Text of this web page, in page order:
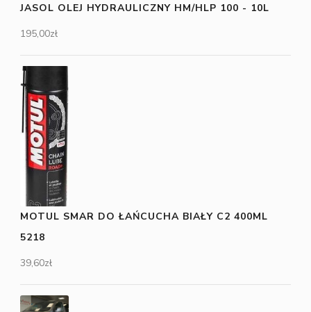
JASOL OLEJ HYDRAULICZNY HM/HLP 100 - 10L
195,00zł
MOTUL SMAR DO ŁAŃCUCHA BIAŁY C2 400ML
5218
39,60zł